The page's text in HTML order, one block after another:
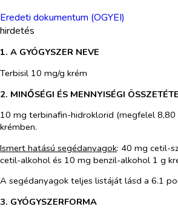
Eredeti dokumentum (OGYEI)
hirdetés
1. A GYÓGYSZER NEVE
Terbisil 10 mg/g krém
2. MINŐSÉGI ÉS MENNYISÉGI
10 mg terbinafin-hidroklorid (megfelel
krémben.
Ismert hatású segédanyagok: 40 mg cetil-
cetil-alkohol és 10 mg benzil-alkohol 1 g
A segédanyagok teljes listáját lásd a 6.1
3. GYÓGYSZERFORMA